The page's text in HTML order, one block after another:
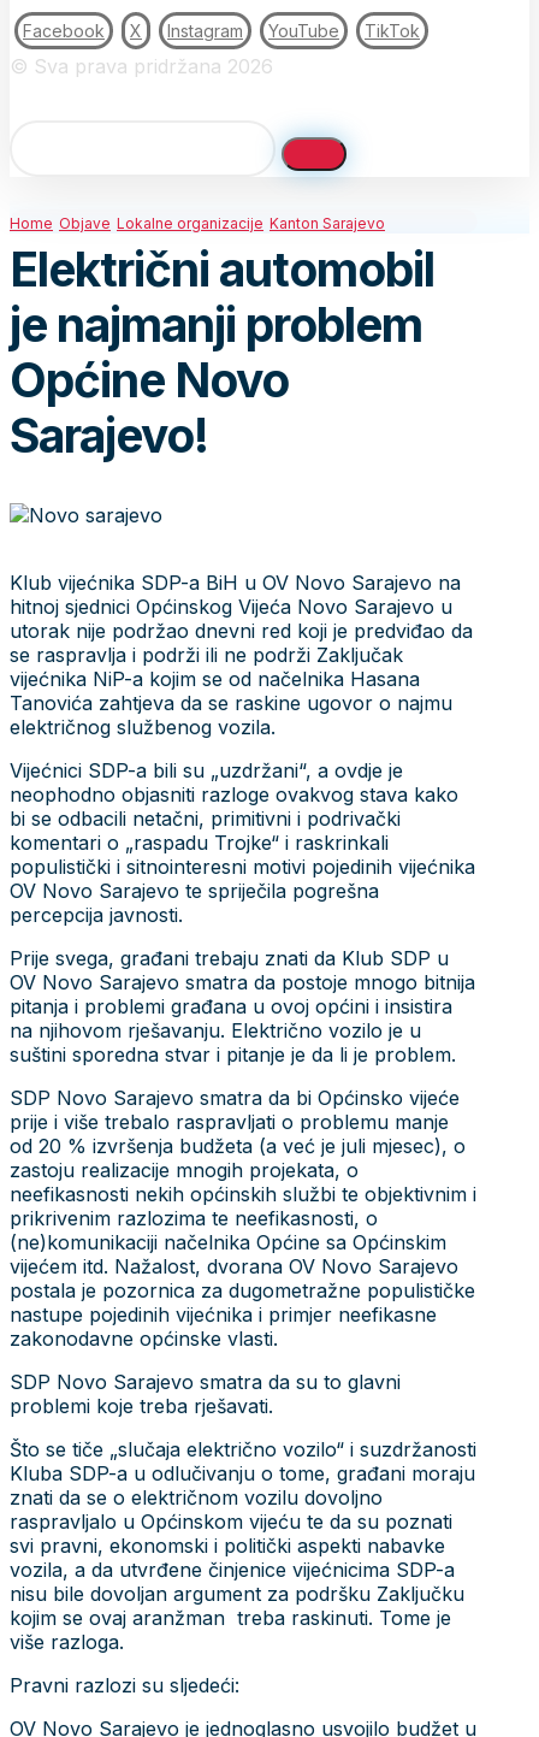
Facebook X Instagram YouTube TikTok
© Sva prava pridržana 2026
Home Objave Lokalne organizacije Kanton Sarajevo
Električni automobil
je najmanji problem
Općine Novo
Sarajevo!
Klub vijećnika SDP-a BiH u OV Novo Sarajevo na
hitnoj sjednici Općinskog Vijeća Novo Sarajevo u
utorak nije podržao dnevni red koji je predviđao da
se raspravlja i podrži ili ne podrži Zaključak
vijećnika NiP-a kojim se od načelnika Hasana
Tanovića zahtjeva da se raskine ugovor o najmu
električnog službenog vozila.
Vijećnici SDP-a bili su „uzdržani“, a ovdje je
neophodno objasniti razloge ovakvog stava kako
bi se odbacili netačni, primitivni i podrivački
komentari o „raspadu Trojke“ i raskrinkali
populistički i sitnointeresni motivi pojedinih vijećnika
OV Novo Sarajevo te spriječila pogrešna
percepcija javnosti.
Prije svega, građani trebaju znati da Klub SDP u
OV Novo Sarajevo smatra da postoje mnogo bitnija
pitanja i problemi građana u ovoj općini i insistira
na njihovom rješavanju. Električno vozilo je u
suštini sporedna stvar i pitanje je da li je problem.
SDP Novo Sarajevo smatra da bi Općinsko vijeće
prije i više trebalo raspravljati o problemu manje
od 20 % izvršenja budžeta (a već je juli mjesec), o
zastoju realizacije mnogih projekata, o
neefikasnosti nekih općinskih službi te objektivnim i
prikrivenim razlozima te neefikasnosti, o
(ne)komunikaciji načelnika Općine sa Općinskim
vijećem itd. Nažalost, dvorana OV Novo Sarajevo
postala je pozornica za dugometražne populističke
nastupe pojedinih vijećnika i primjer neefikasne
zakonodavne općinske vlasti.
SDP Novo Sarajevo smatra da su to glavni
problemi koje treba rješavati.
Što se tiče „slučaja električno vozilo“ i suzdržanosti
Kluba SDP-a u odlučivanju o tome, građani moraju
znati da se o električnom vozilu dovoljno
raspravljalo u Općinskom vijeću te da su poznati
svi pravni, ekonomski i politički aspekti nabavke
vozila, a da utvrđene činjenice vijećnicima SDP-a
nisu bile dovoljan argument za podršku Zaključku
kojim se ovaj aranžman treba raskinuti. Tome je
više razloga.
Pravni razlozi su sljedeći:
OV Novo Sarajevo je jednoglasno usvojilo budžet u